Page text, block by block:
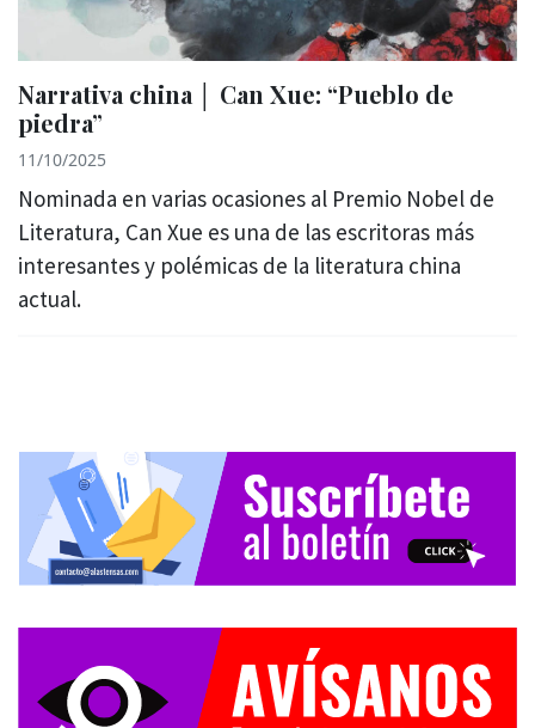
Narrativa china │ Can Xue: “Pueblo de
piedra”
11/10/2025
Nominada en varias ocasiones al Premio Nobel de
Literatura, Can Xue es una de las escritoras más
interesantes y polémicas de la literatura china
actual.